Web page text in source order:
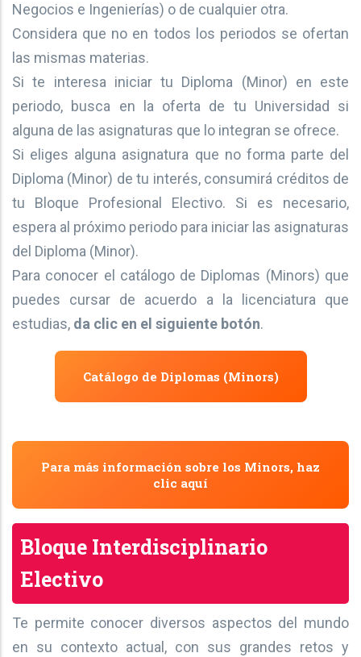
Negocios e Ingenierías) o de cualquier otra.
Considera que no en todos los periodos se ofertan
las mismas materias.
Si te interesa iniciar tu Diploma (Minor) en este
periodo, busca en la oferta de tu Universidad si
alguna de las asignaturas que lo integran se ofrece.
Si eliges alguna asignatura que no forma parte del
Diploma (Minor) de tu interés, consumirá créditos de
tu Bloque Profesional Electivo. Si es necesario,
espera al próximo periodo para iniciar las asignaturas
del Diploma (Minor).
Para conocer el catálogo de Diplomas (Minors) que
puedes cursar de acuerdo a la licenciatura que
estudias, da clic en el siguiente botón.
Catálogo de Diplomas (Minors)
Para más información sobre los Minors, haz
clic aquí
Bloque Interdisciplinario
Electivo
Te permite conocer diversos aspectos del mundo
en su contexto actual, con sus grandes retos y